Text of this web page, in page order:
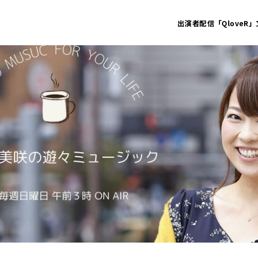
出演者配信「QloveR」